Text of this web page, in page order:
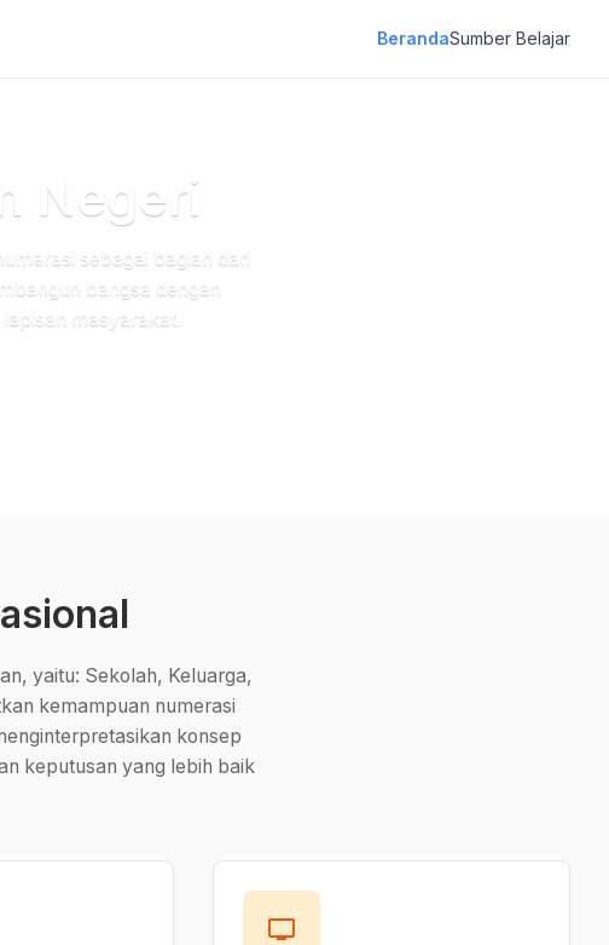
BerandaSumber Belajar
Negeri
sebagai bagian dari
bangsa dengan
masyarakat.
yaitu: Sekolah, Keluarga,
kemampuan numerasi
konsep
keputusan yang lebih baik
tv